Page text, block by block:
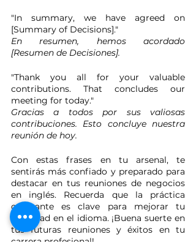
"In summary, we have agreed on
[Summary of Decisions]."
En resumen, hemos acordado
[Resumen de Decisiones].
"Thank you all for your valuable
contributions. That concludes our
meeting for today."
Gracias a todos por sus valiosas
contribuciones. Esto concluye nuestra
reunión de hoy.
Con estas frases en tu arsenal, te
sentirás más confiado y preparado para
destacar en tus reuniones de negocios
en inglés. Recuerda que la práctica
constante es clave para mejorar tu
habilidad en el idioma. ¡Buena suerte en
tus futuras reuniones y éxitos en tu
carrera profesional!